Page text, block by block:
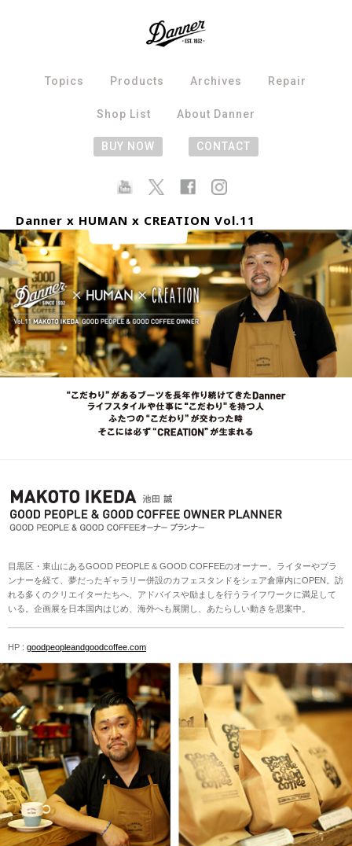
Topics Products Archives Repair
Shop List About Danner
BUY NOW CONTACT
Danner x HUMAN x CREATION Vol.11
目黒区・東山にあるGOOD PEOPLE & GOOD COFFEEのオーナー。ライターやプラ
ンナーを経て、夢だったギャラリー併設のカフェスタンドをシェア倉庫内にOPEN。訪
れる多くのクリエイターたちへ、アドバイスや励ましを行うライフワークに満足して
いる。企画展を日本国内はじめ、海外へも展開し、あたらしい動きを思案中。
HP : goodpeopleandgoodcoffee.com